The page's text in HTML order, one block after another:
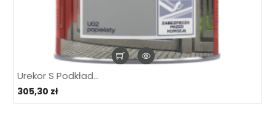
Urekor S Podkład...
305,30 zł